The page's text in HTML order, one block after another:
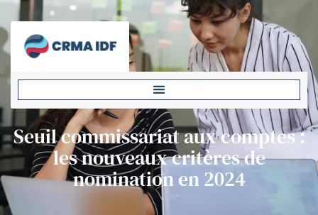
Seuil commissariat aux comptes :
les nouveaux critères de
nomination en 2024